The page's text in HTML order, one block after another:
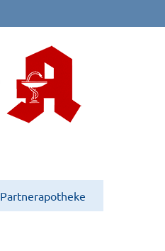
Partnerapotheke